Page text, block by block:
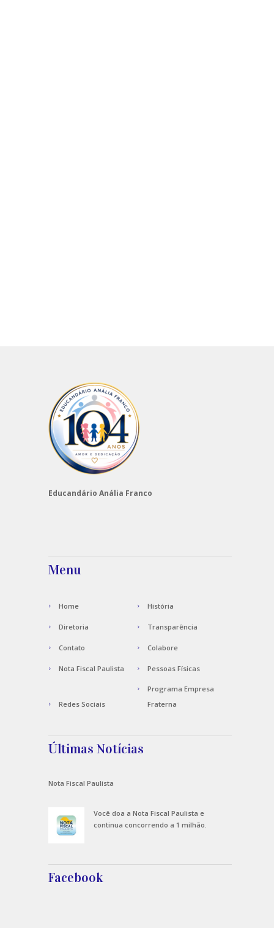
Educandário Anália Franco
Menu
Home História
Diretoria Transparência
Contato Colabore
Nota Fiscal Paulista Pessoas Físicas
Redes Sociais
Programa Empresa
Fraterna
Últimas Notícias
Nota Fiscal Paulista
Você doa a Nota Fiscal Paulista e
continua concorrendo a 1 milhão.
Facebook